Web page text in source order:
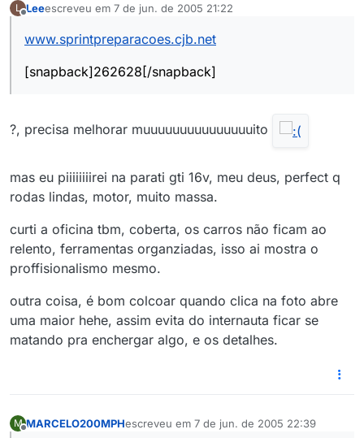
L Leeescreveu em 7 de jun. de 2005 21:22
última edição por
www.sprintpreparacoes.cjb.net
[snapback]262628[/snapback]
?, precisa melhorar muuuuuuuuuuuuuuuito
mas eu piiiiiiiirei na parati gti 16v, meu deus, perfect q
rodas lindas, motor, muito massa.
curti a oficina tbm, coberta, os carros não ficam ao
relento, ferramentas organziadas, isso ai mostra o
proffisionalismo mesmo.
outra coisa, é bom colcoar quando clica na foto abre
uma maior hehe, assim evita do internauta ficar se
matando pra enchergar algo, e os detalhes.
M MARCELO200MPHescreveu em 7 de jun. de 2005 22:39
última edição por